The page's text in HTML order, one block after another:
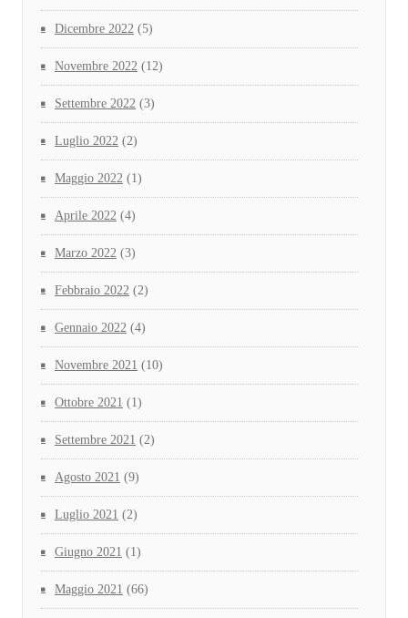
Dicembre 2022 (5)
Novembre 2022 (12)
Settembre 2022 (3)
Luglio 2022 (2)
Maggio 2022 (1)
Aprile 2022 (4)
Marzo 2022 (3)
Febbraio 2022 (2)
Gennaio 2022 (4)
Novembre 2021 (10)
Ottobre 2021 (1)
Settembre 2021 (2)
Agosto 2021 (9)
Luglio 2021 (2)
Giugno 2021 (1)
Maggio 2021 (66)